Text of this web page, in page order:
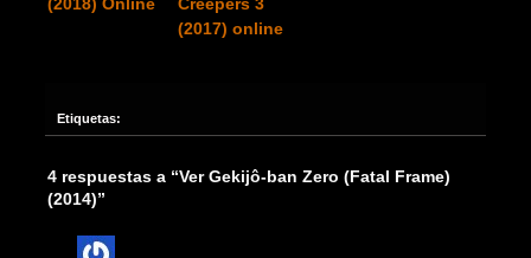
(2017) online
Etiquetas:
4 respuestas a “Ver Gekijô-ban Zero (Fatal Frame)
(2014)”